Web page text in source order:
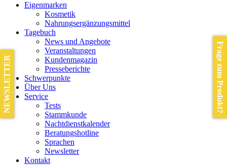
Eigenmarken
Kosmetik
Nahrungsergänzungsmittel
Tagebuch
News und Angebote
Veranstaltungen
Kundenmagazin
Presseberichte
Schwerpunkte
Über Uns
Service
Tests
Stammkunde
Nachtdienstkalender
Beratungshotline
Sprachen
Newsletter
Kontakt
Frage zum Produkt?
NEWSLETTER